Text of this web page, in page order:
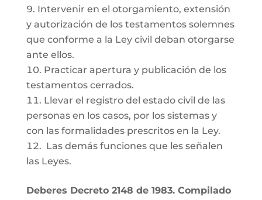
Intervenir en el otorgamiento, extensión
y autorización de los testamentos solemnes
que conforme a la Ley civil deban otorgarse
ante ellos.
Practicar apertura y publicación de los
testamentos cerrados.
Llevar el registro del estado civil de las
personas en los casos, por los sistemas y
con las formalidades prescritos en la Ley.
Las demás funciones que les señalen
las Leyes.
Deberes Decreto 2148 de 1983. Compilado